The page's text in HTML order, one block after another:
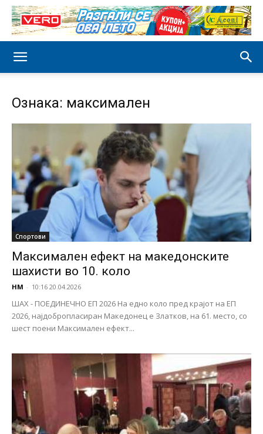
Ознака: максимален
Спортови
Максимален ефект на македонските
шахисти во 10. коло
НМ - 10:16 20.04.2026
ШАХ - ПОЕДИНЕЧНО ЕП 2026 На едно коло пред крајот на ЕП
2026, најдобропласиран Македонец е Златков, на 61. место, со
шест поени Максимален ефект...